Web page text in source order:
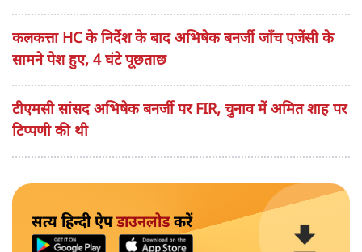
कलकत्ता HC के निर्देश के बाद अभिषेक बनर्जी जाँच एजेंसी के
सामने पेश हुए, 4 घंटे पूछताछ
टीएमसी सांसद अभिषेक बनर्जी पर FIR, चुनाव में अमित शाह पर
टिप्पणी की थी
सत्य हिन्दी ऐपडाउनलोडकरें